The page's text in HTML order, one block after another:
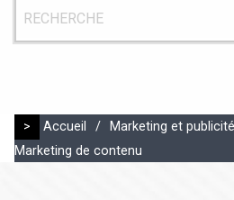
> Accueil / Marketing et publicité
Marketing de contenu